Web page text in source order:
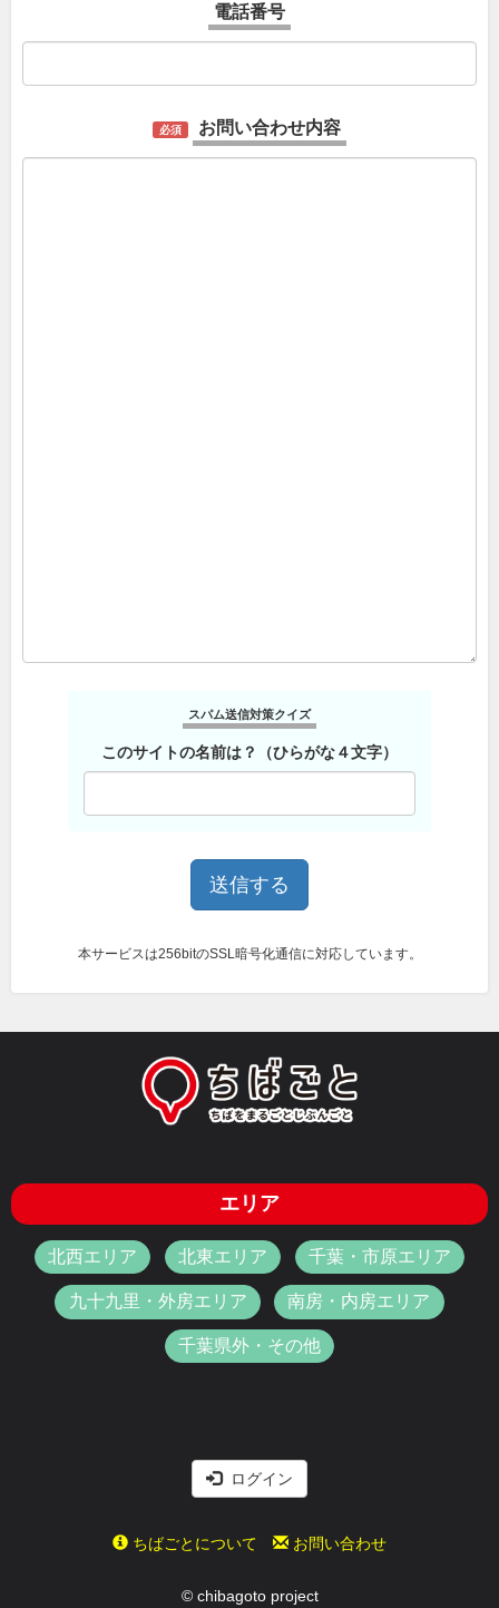
電話番号
必須 お問い合わせ内容
スパム送信対策クイズ
このサイトの名前は？（ひらがな４文字）
本サービスは256bitのSSL暗号化通信に対応しています。
エリア
北西エリア 北東エリア 千葉・市原エリア
九十九里・外房エリア 南房・内房エリア
千葉県外・その他
ログイン
ちばごとについて お問い合わせ
© chibagoto project